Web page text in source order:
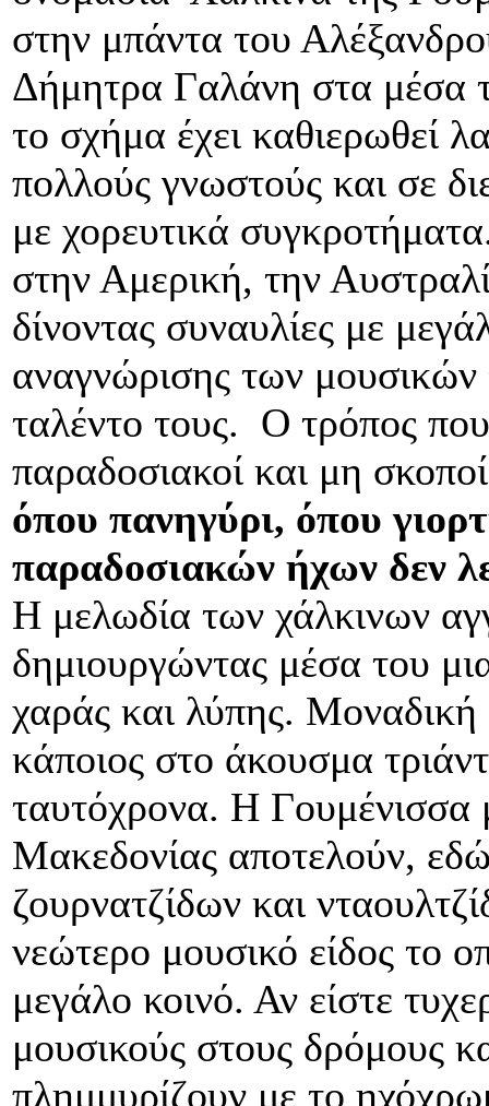
στην μπάντα του
Δήμητρα Γαλάνη στα μέσα
το σχήμα έχει καθιερωθεί
πολλούς γνωστούς και σε
με χορευτικά
στην Αμερική, την
δίνοντας συναυλίες με
αναγνώρισης των μουσικών
ταλέντο τους. Ο τρόπος που
παραδοσιακοί και μη
όπου πανηγύρι, όπου
παραδοσιακών ήχων δεν
Η μελωδία των χάλκινων
δημιουργώντας μέσα του
χαράς και λύπης. Μοναδική
κάποιος στο άκουσμα
ταυτόχρονα. Η Γουμένισσα
Μακεδονίας αποτελούν,
ζουρνατζίδων και
νεώτερο μουσικό είδος το
μεγάλο κοινό. Αν είστε
μουσικούς στους δρόμους
πλημμυρίζουν με το